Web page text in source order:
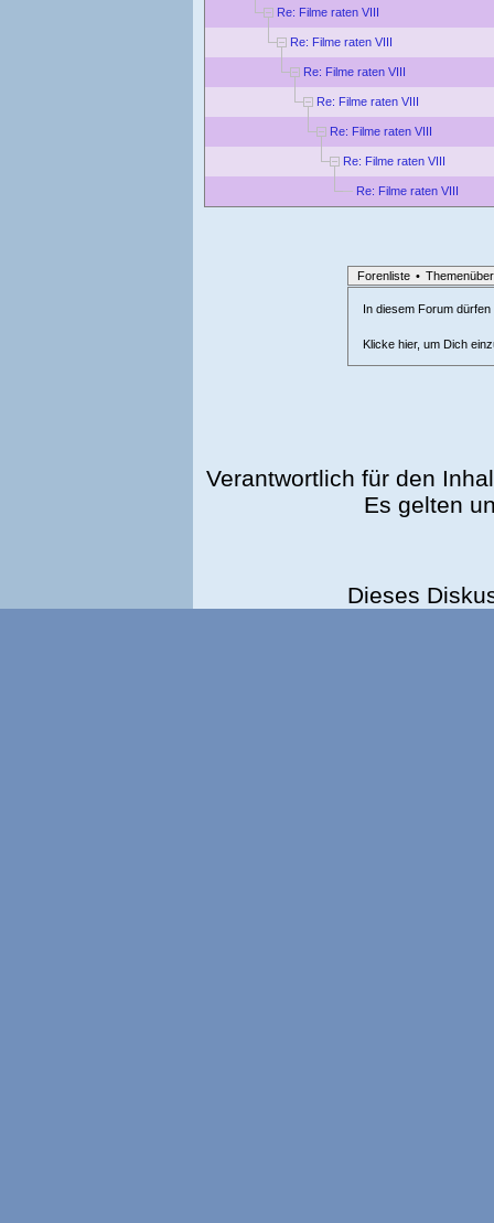
Re: Filme raten VIII
Re: Filme raten VIII
Re: Filme raten VIII
Re: Filme raten VIII
Re: Filme raten VIII
Re: Filme raten VIII
Re: Filme raten VIII
Forenliste •
In diesem Forum
Klicke hier, um Dich
Verantwortlich für den
Es gelten
Dieses